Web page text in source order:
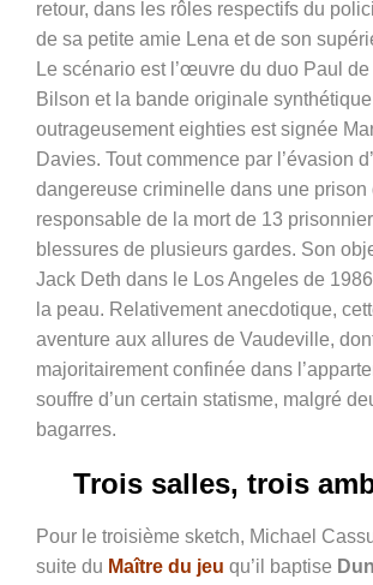
retour, dans les rôles respectifs du
de sa petite amie Lena et de son
Le scénario est l’œuvre du duo Paul
Bilson et la bande originale synthétique
outrageusement eighties est signée
Davies. Tout commence par l’évasion
dangereuse criminelle dans une prison
responsable de la mort de 13
blessures de plusieurs gardes. Son
Jack Deth dans le Los Angeles de
la peau. Relativement anecdotique,
aventure aux allures de Vaudeville,
majoritairement confinée dans
souffre d’un certain statisme, malgré
bagarres.
Trois salles, trois
Pour le troisième sketch, Michael
suite du Maître du jeu qu’il baptise